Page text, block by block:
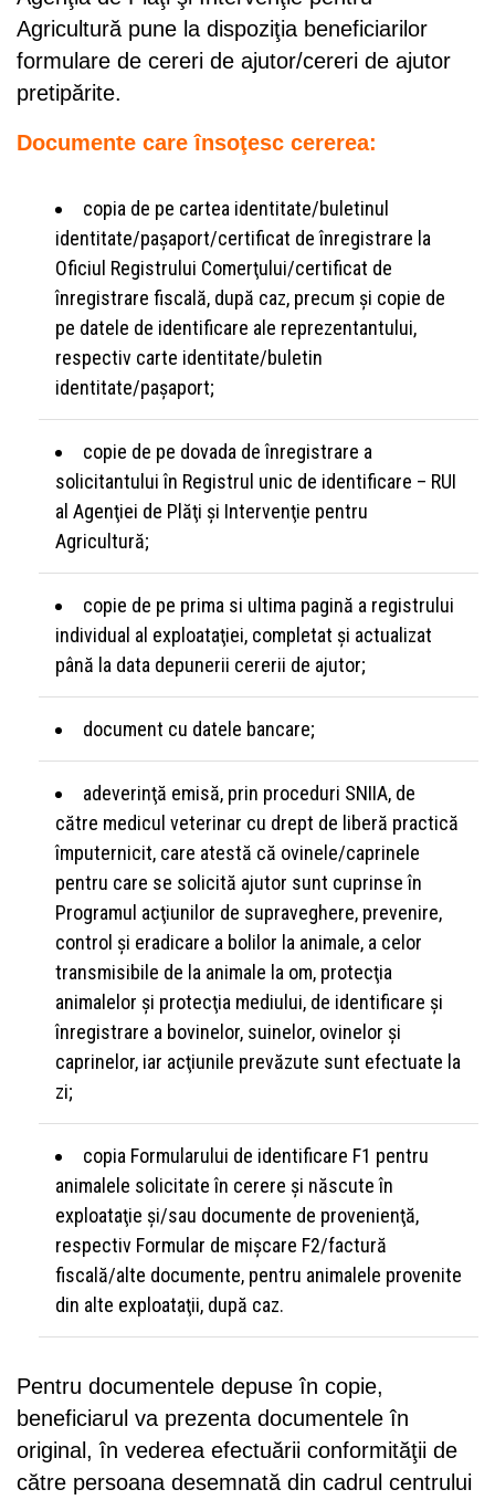
Agricultură pune la dispoziţia beneficiarilor
formulare de cereri de ajutor/cereri de ajutor
pretipărite.
Documente care însoţesc cererea:
copia de pe cartea identitate/buletinul
identitate/paşaport/certificat de înregistrare la
Oficiul Registrului Comerţului/certificat de
înregistrare fiscală, după caz, precum şi copie de
pe datele de identificare ale reprezentantului,
respectiv carte identitate/buletin
identitate/paşaport;
copie de pe dovada de înregistrare a
solicitantului în Registrul unic de identificare – RUI
al Agenţiei de Plăţi şi Intervenţie pentru
Agricultură;
copie de pe prima si ultima pagină a registrului
individual al exploataţiei, completat şi actualizat
până la data depunerii cererii de ajutor;
document cu datele bancare;
adeverinţă emisă, prin proceduri SNIIA, de
către medicul veterinar cu drept de liberă practică
împuternicit, care atestă că ovinele/caprinele
pentru care se solicită ajutor sunt cuprinse în
Programul acţiunilor de supraveghere, prevenire,
control şi eradicare a bolilor la animale, a celor
transmisibile de la animale la om, protecţia
animalelor şi protecţia mediului, de identificare şi
înregistrare a bovinelor, suinelor, ovinelor şi
caprinelor, iar acţiunile prevăzute sunt efectuate la
zi;
copia Formularului de identificare F1 pentru
animalele solicitate în cerere şi născute în
exploataţie şi/sau documente de provenienţă,
respectiv Formular de mişcare F2/factură
fiscală/alte documente, pentru animalele provenite
din alte exploataţii, după caz.
Pentru documentele depuse în copie,
beneficiarul va prezenta documentele în
original, în vederea efectuării conformităţii de
către persoana desemnată din cadrul centrului